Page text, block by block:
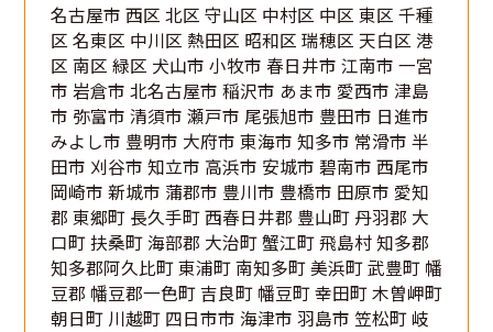
名古屋市 西区 北区 守山区 中村区 中区 東区 千種
区 名東区 中川区 熱田区 昭和区 瑞穂区 天白区 港
区 南区 緑区 犬山市 小牧市 春日井市 江南市 一宮
市 岩倉市 北名古屋市 稲沢市 あま市 愛西市 津島
市 弥富市 清須市 瀬戸市 尾張旭市 豊田市 日進市
みよし市 豊明市 大府市 東海市 知多市 常滑市 半
田市 刈谷市 知立市 高浜市 安城市 碧南市 西尾市
岡崎市 新城市 蒲郡市 豊川市 豊橋市 田原市 愛知
郡 東郷町 長久手町 西春日井郡 豊山町 丹羽郡 大
口町 扶桑町 海部郡 大治町 蟹江町 飛島村 知多郡
知多郡阿久比町 東浦町 南知多町 美浜町 武豊町 幡
豆郡 幡豆郡一色町 吉良町 幡豆町 幸田町 木曽岬町
朝日町 川越町 四日市市 海津市 羽島市 笠松町 岐